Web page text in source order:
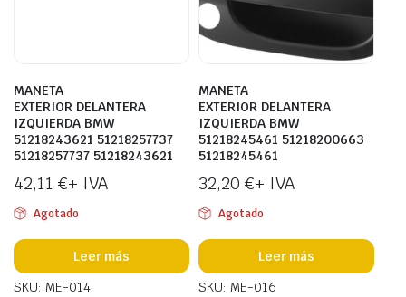
MANETA
EXTERIOR DELANTERA
IZQUIERDA BMW
51218243621 51218257737
51218257737 51218243621
42,11 €+ IVA
Agotado
Leer más
SKU: ME-014
MANETA
EXTERIOR DELANTERA
IZQUIERDA BMW
51218245461 51218200663
51218245461
32,20 €+ IVA
Agotado
Leer más
SKU: ME-016